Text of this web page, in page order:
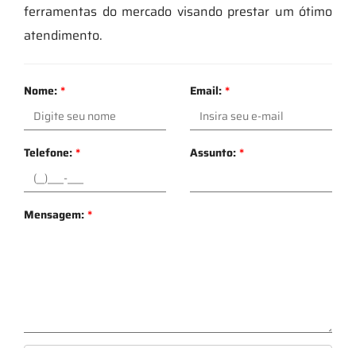
ferramentas do mercado visando prestar um ótimo
atendimento.
Nome:* Email:*
Telefone:* Assunto:*
Mensagem:*